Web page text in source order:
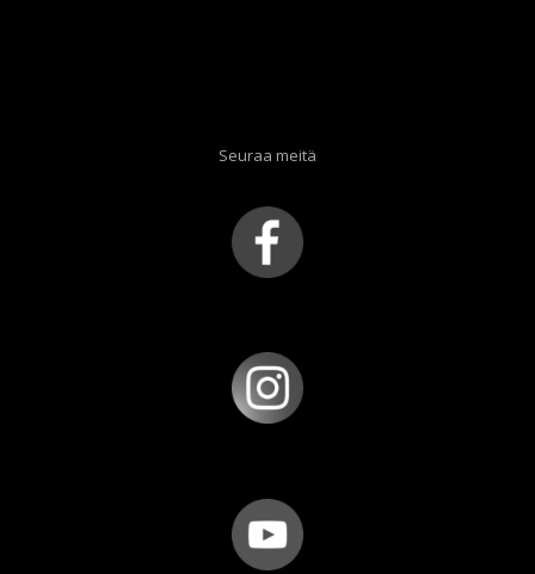
Seuraa meitä